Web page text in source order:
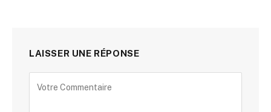
LAISSER UNE RÉPONSE